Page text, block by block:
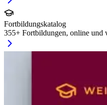
Fortbildungskatalog
355+ Fortbildungen, online